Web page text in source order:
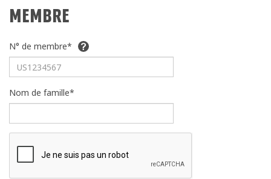
MEMBRE
N° de membre*
Nom de famille*